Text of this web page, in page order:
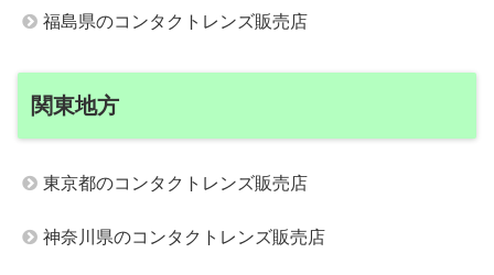
福島県のコンタクトレンズ販売店
関東地方
東京都のコンタクトレンズ販売店
神奈川県のコンタクトレンズ販売店